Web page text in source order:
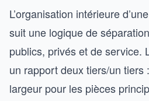
L’organisation intérieure
suit une logique de
publics, privés et de service.
un rapport deux tiers/un tiers
largeur pour les pièces